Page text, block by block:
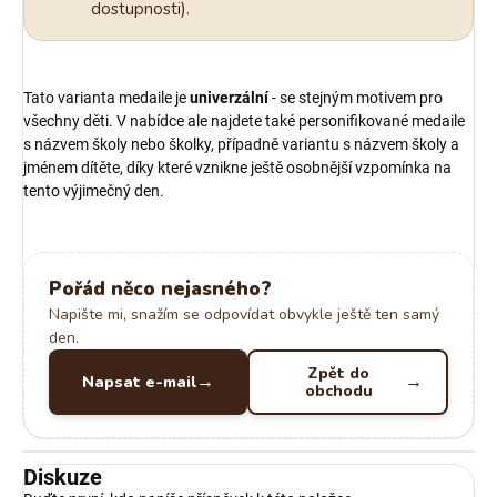
dostupnosti).
Tato varianta medaile jeuniverzální- se stejným motivem pro
všechny děti. V nabídce ale najdete také personifikované medaile
s názvem školy nebo školky, případně variantu s názvem školy a
jménem dítěte, díky které vznikne ještě osobnější vzpomínka na
tento výjimečný den.
Pořád něco nejasného?
Napište mi, snažím se odpovídat obvykle ještě ten samý
den.
Napsat e-mail
Zpět do
obchodu
Diskuze